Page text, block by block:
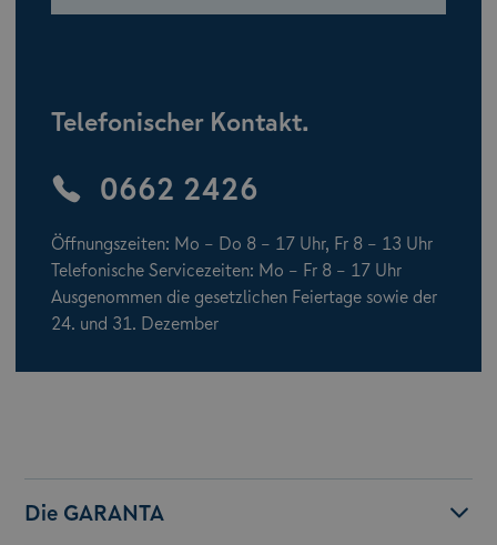
Telefonischer Kontakt.
0662 2426
Öffnungszeiten: Mo – Do 8 – 17 Uhr, Fr 8 – 13 Uhr
Telefonische Servicezeiten: Mo – Fr 8 – 17 Uhr
Ausgenommen die gesetzlichen Feiertage sowie der
24. und 31. Dezember
Die GARANTA